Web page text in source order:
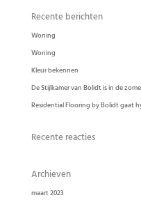
Recente berichten
Woning
Woning
Kleur bekennen
De Stijlkamer van Bolidt is in de
Residential Flooring by Bolidt gaat
Recente reacties
Archieven
maart 2023